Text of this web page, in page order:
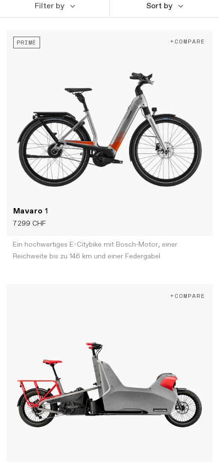
Filter by Sort by
PRIMÉ
Mavaro1
7 299 CHF
+COMPARE
Ein hochwertiges E-Citybike mit Bosch-Motor, einer
Reichweite bis zu 146 km und einer Federgabel
+COMPARE